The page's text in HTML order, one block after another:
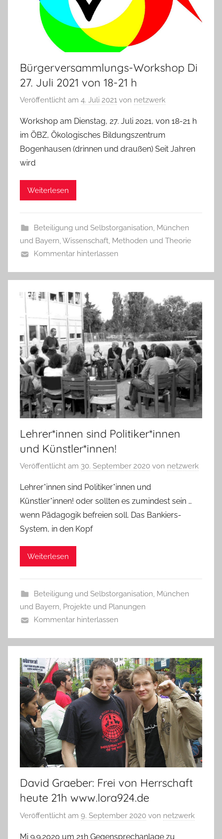
Bürgerversammlungs-Workshop Di
27. Juli 2021 von 18-21 h
Veröffentlicht am 4. Juli 2021 von netzwerk
Workshop am Dienstag, 27. Juli 2021, von 18-21 h
im ÖBZ, Ökologisches Bildungszentrum
Bogenhausen (drinnen und draußen) Seit Jahren
wird
Weiterlesen
Beteiligung und Selbstorganisation, München
und Bayern,Wissenschaft, Methoden und Theorie
Kommentar hinterlassen
Lehrer*innen sind Politiker*innen
und Künstler*innen!
Veröffentlicht am 30. September 2020 von netzwerk
Lehrer*innen sind Politiker*innen und
Künstler*innen! oder sollten es zumindest sein …
wenn Pädagogik befreien soll. Das Bankiers-
System, in den Kopf
Weiterlesen
Beteiligung und Selbstorganisation, München
und Bayern, Projekte und Planungen
Kommentar hinterlassen
David Graeber: Frei von Herrschaft
heute 21h www.lora924.de
Veröffentlicht am 9. September 2020 von netzwerk
Mi 9.9.2020 um 21h Gegensprechanlage zu